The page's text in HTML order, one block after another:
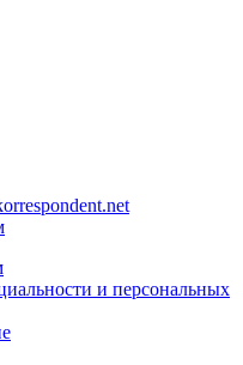
и персональных